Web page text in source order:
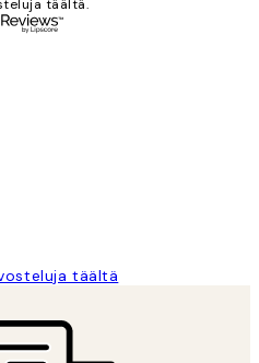
täältä.
täältä